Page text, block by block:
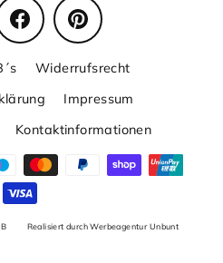
FacebookPinterest
Widerrufsrecht
Impressum
Kontaktinformationen
Realisiert durch Werbeagentur Unbunt